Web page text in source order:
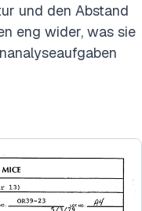
und den Abstand
eng wider, was sie